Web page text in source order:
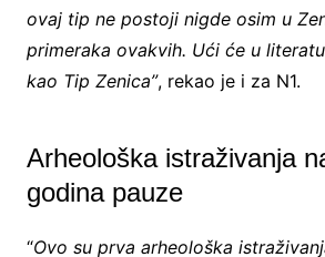
ovaj tip ne postoji nigde osim u
primeraka ovakvih. Ući će u
kao Tip Zenica”, rekao je i za N1.
Arheološka istraživanja
godina pauze
“Ovo su prva arheološka